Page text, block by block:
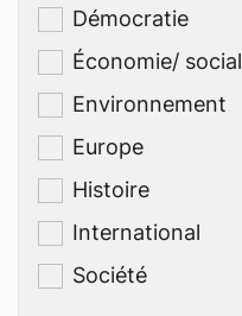
Démocratie
Économie/ social
Environnement
Europe
Histoire
International
Société